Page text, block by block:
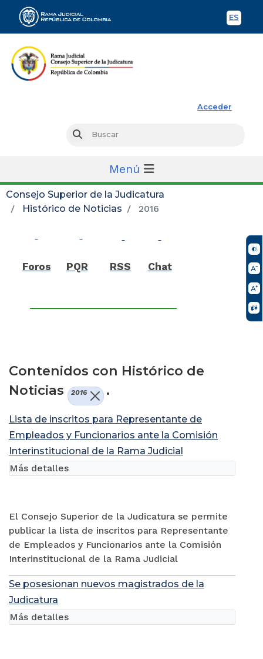
ES
Acceder
Buscar
Menú
Consejo Superior de la Judicatura
Histórico de Noticias
2016
Foros PQR RSS Chat
Contenidos con Histórico de
Noticias
2016 .
Lista de inscritos para Representante de
Empleados y Funcionarios ante la Comisión
Interinstitucional de la Rama Judicial
El Consejo Superior de la Judicatura se permite
publicar la lista de inscritos para Representante
de Empleados y Funcionarios ante la Comisión
Interinstitucional de la Rama Judicial
Más detalles
Se posesionan nuevos magistrados de la
Judicatura
Más detalles